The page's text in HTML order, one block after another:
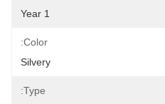
1 Year
Color:
Silvery
Type: